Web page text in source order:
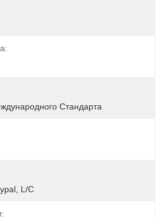
Стандарта
L/C